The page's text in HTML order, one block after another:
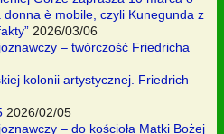
donna è mobile, czyli Kunegunda z
2026/03/06
– twórczość Friedricha
kolonii artystycznej. Friedrich
2026/02/05
– do kościoła Matki Bożej